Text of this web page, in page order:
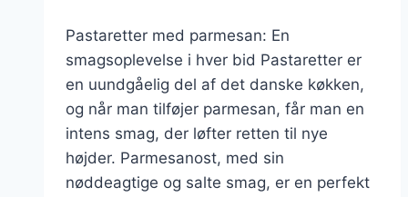
Pastaretter med parmesan: En
smagsoplevelse i hver bid Pastaretter er
en uundgåelig del af det danske køkken,
og når man tilføjer parmesan, får man en
intens smag, der løfter retten til nye
højder. Parmesanost, med sin
nøddeagtige og salte smag, er en perfekt